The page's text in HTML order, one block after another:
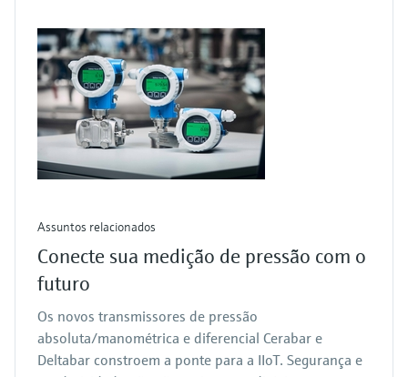
Assuntos relacionados
Conecte sua medição de pressão com o
futuro
Os novos transmissores de pressão
absoluta/manométrica e diferencial Cerabar e
Deltabar constroem a ponte para a IIoT. Segurança e